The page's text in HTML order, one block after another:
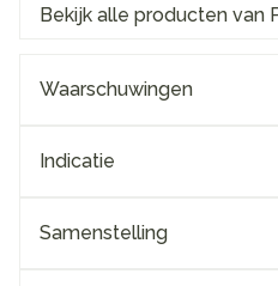
Bekijk alle producten van
Waarschuwingen
Indicatie
Samenstelling